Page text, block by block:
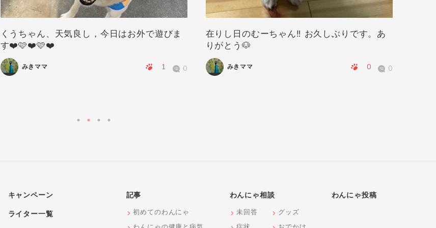
くうちゃん、天気良し，今日はお外で遊びま
す❤️🩷❤️🩷❤️
みきママ 1 0
在りし日のむーちゃん‼️ お久しぶりです。あ
りがとう🐶
みきママ 0 0
キャンペーン
ライター一覧
記事
初めてのわんにゃ
わんにゃ相談
未回答
グッズ
わんにゃ投稿